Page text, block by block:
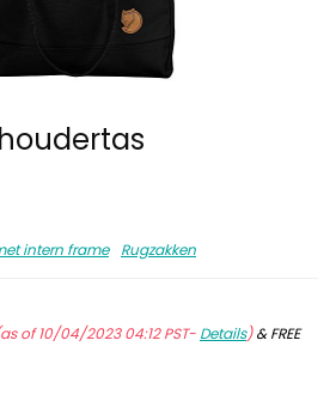
intern frame Rugzakken
of 10/04/2023 04:12 PST- Details)&FREE